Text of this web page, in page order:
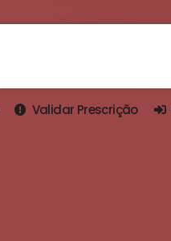
Validar Prescrição